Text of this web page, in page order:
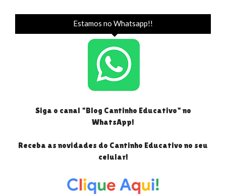
Estamos no Whatsapp!!
Siga o canal "Blog Cantinho Educativo" no
WhatsApp!
Receba as novidades do Cantinho Educativo no seu
celular!